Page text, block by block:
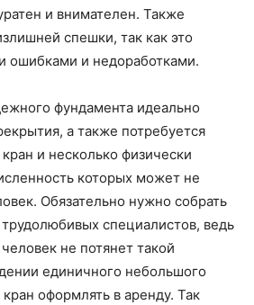
и внимателен. Также
спешки, так как это
ошибками и недоработками.
фундамента идеально
а также потребуется
и несколько физически
которых может не
Обязательно нужно собрать
специалистов, ведь
не потянет такой
единичного небольшого
оформлять в аренду. Так